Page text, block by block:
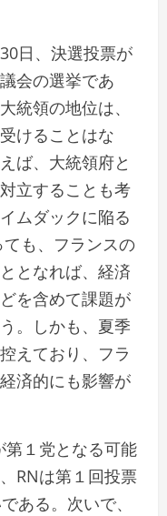
日、決選投票が
会の選挙であ
統領の地位は、
けることはな
ば、大統領府と
立することも考
ムダックに陥る
も、フランスの
となれば、経済
を含めて課題が
。しかも、夏季
えており、フラ
済的にも影響が
１党となる可能
RNは第１回投票
ある。次いで、